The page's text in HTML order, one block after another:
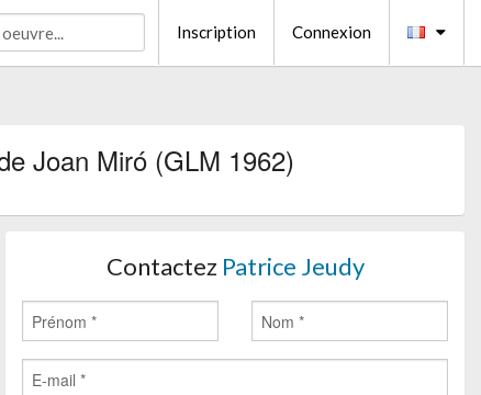
Inscription Connexion
Joan Miró (GLM 1962)
Contactez Patrice Jeudy